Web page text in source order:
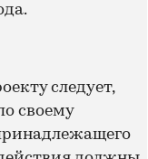
следует,
своему